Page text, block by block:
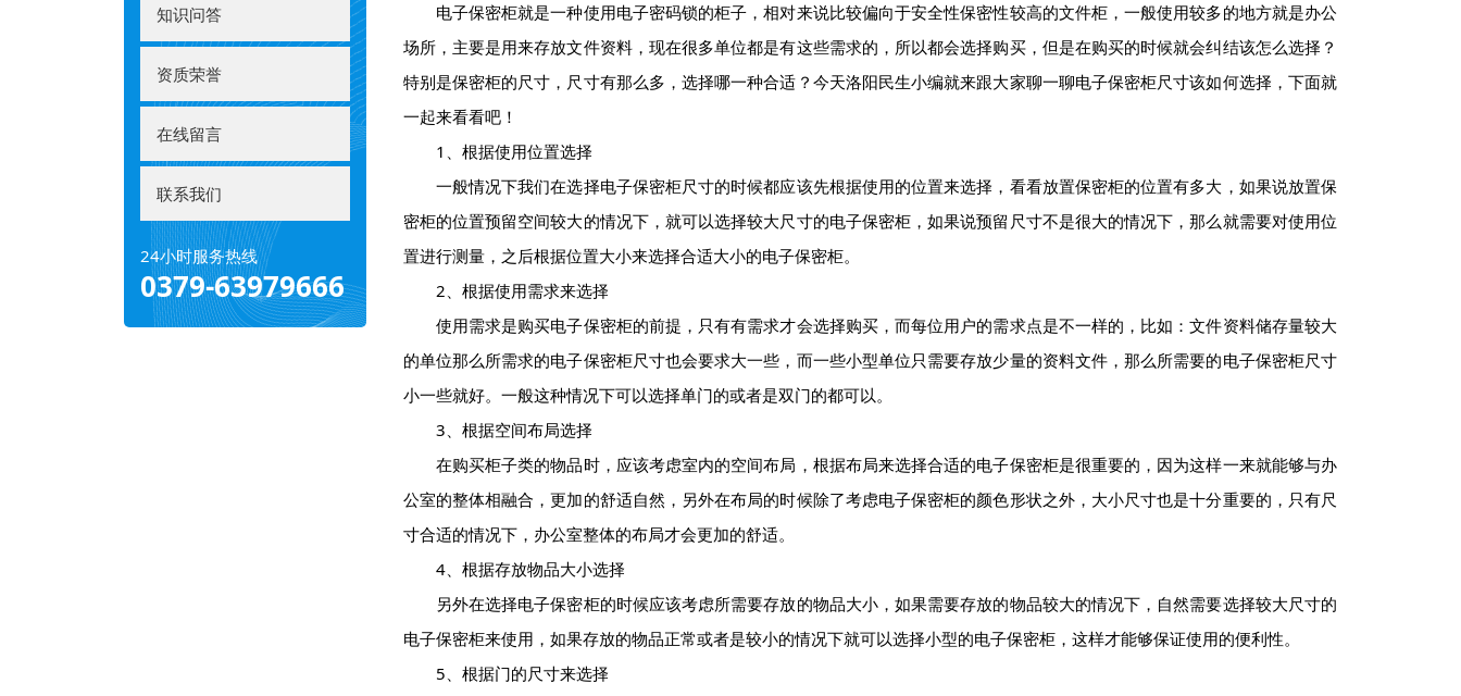
知识问答
资质荣誉
在线留言
联系我们
24小时服务热线
0379-63979666
电子保密柜就是一种使用电子密码锁的柜子，相对来说比较偏向于安全性保密性较高的文件柜，一般使用较多的地方就是办公
场所，主要是用来存放文件资料，现在很多单位都是有这些需求的，所以都会选择购买，但是在购买的时候就会纠结该怎么选择？
特别是保密柜的尺寸，尺寸有那么多，选择哪一种合适？今天洛阳民生小编就来跟大家聊一聊电子保密柜尺寸该如何选择，下面就
一起来看看吧！
1、根据使用位置选择
一般情况下我们在选择电子保密柜尺寸的时候都应该先根据使用的位置来选择，看看放置保密柜的位置有多大，如果说放置保
密柜的位置预留空间较大的情况下，就可以选择较大尺寸的电子保密柜，如果说预留尺寸不是很大的情况下，那么就需要对使用位
置进行测量，之后根据位置大小来选择合适大小的电子保密柜。
2、根据使用需求来选择
使用需求是购买电子保密柜的前提，只有有需求才会选择购买，而每位用户的需求点是不一样的，比如：文件资料储存量较大
的单位那么所需求的电子保密柜尺寸也会要求大一些，而一些小型单位只需要存放少量的资料文件，那么所需要的电子保密柜尺寸
小一些就好。一般这种情况下可以选择单门的或者是双门的都可以。
3、根据空间布局选择
在购买柜子类的物品时，应该考虑室内的空间布局，根据布局来选择合适的电子保密柜是很重要的，因为这样一来就能够与办
公室的整体相融合，更加的舒适自然，另外在布局的时候除了考虑电子保密柜的颜色形状之外，大小尺寸也是十分重要的，只有尺
寸合适的情况下，办公室整体的布局才会更加的舒适。
4、根据存放物品大小选择
另外在选择电子保密柜的时候应该考虑所需要存放的物品大小，如果需要存放的物品较大的情况下，自然需要选择较大尺寸的
电子保密柜来使用，如果存放的物品正常或者是较小的情况下就可以选择小型的电子保密柜，这样才能够保证使用的便利性。
5、根据门的尺寸来选择